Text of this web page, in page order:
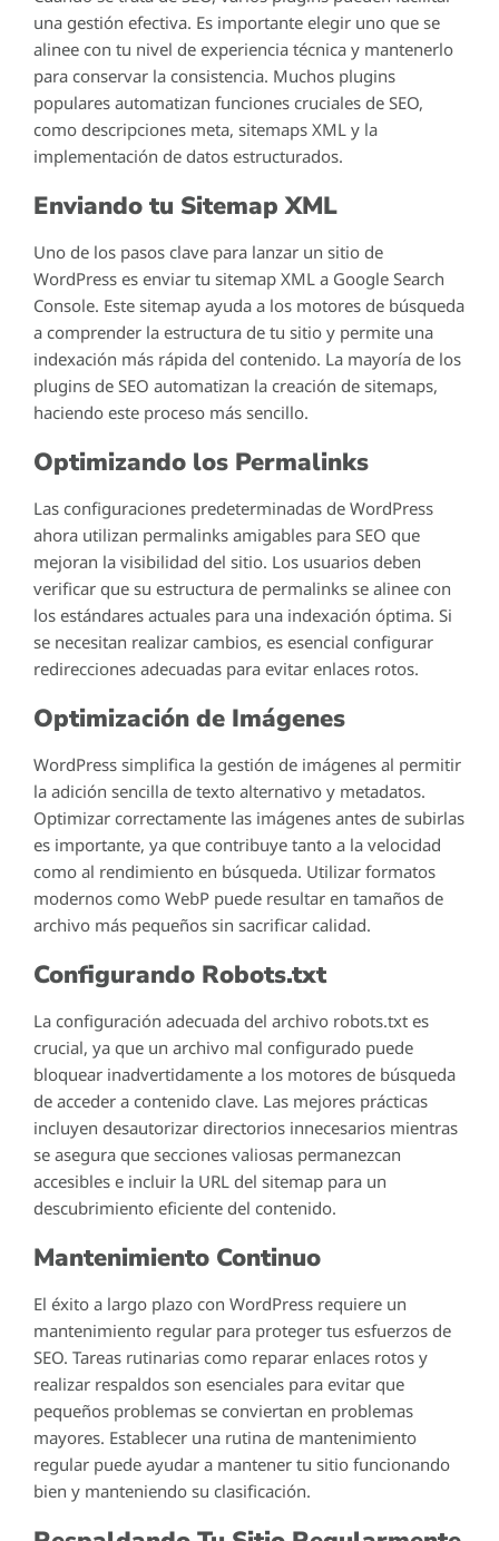
una gestión efectiva. Es importante elegir uno que se
alinee con tu nivel de experiencia técnica y mantenerlo
para conservar la consistencia. Muchos plugins
populares automatizan funciones cruciales de SEO,
como descripciones meta, sitemaps XML y la
implementación de datos estructurados.
Enviando tu Sitemap XML
Uno de los pasos clave para lanzar un sitio de
WordPress es enviar tu sitemap XML a Google Search
Console. Este sitemap ayuda a los motores de búsqueda
a comprender la estructura de tu sitio y permite una
indexación más rápida del contenido. La mayoría de los
plugins de SEO automatizan la creación de sitemaps,
haciendo este proceso más sencillo.
Optimizando los Permalinks
Las configuraciones predeterminadas de WordPress
ahora utilizan permalinks amigables para SEO que
mejoran la visibilidad del sitio. Los usuarios deben
verificar que su estructura de permalinks se alinee con
los estándares actuales para una indexación óptima. Si
se necesitan realizar cambios, es esencial configurar
redirecciones adecuadas para evitar enlaces rotos.
Optimización de Imágenes
WordPress simplifica la gestión de imágenes al permitir
la adición sencilla de texto alternativo y metadatos.
Optimizar correctamente las imágenes antes de subirlas
es importante, ya que contribuye tanto a la velocidad
como al rendimiento en búsqueda. Utilizar formatos
modernos como WebP puede resultar en tamaños de
archivo más pequeños sin sacrificar calidad.
Configurando Robots.txt
La configuración adecuada del archivo robots.txt es
crucial, ya que un archivo mal configurado puede
bloquear inadvertidamente a los motores de búsqueda
de acceder a contenido clave. Las mejores prácticas
incluyen desautorizar directorios innecesarios mientras
se asegura que secciones valiosas permanezcan
accesibles e incluir la URL del sitemap para un
descubrimiento eficiente del contenido.
Mantenimiento Continuo
El éxito a largo plazo con WordPress requiere un
mantenimiento regular para proteger tus esfuerzos de
SEO. Tareas rutinarias como reparar enlaces rotos y
realizar respaldos son esenciales para evitar que
pequeños problemas se conviertan en problemas
mayores. Establecer una rutina de mantenimiento
regular puede ayudar a mantener tu sitio funcionando
bien y manteniendo su clasificación.